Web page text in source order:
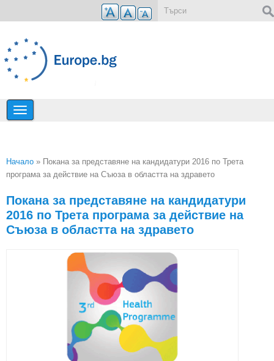
Премини към основното съдържание
Вие сте тук
Начало » Покана за представяне на кандидатури 2016 по Трета
програма за действие на Съюза в областта на здравето
Покана за представяне на кандидатури
2016 по Трета програма за действие на
Съюза в областта на здравето